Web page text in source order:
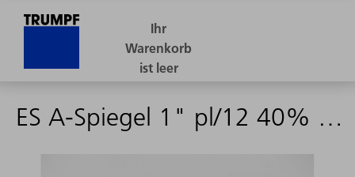
ES A-Spiegel 1" pl/12 40% OMS UR